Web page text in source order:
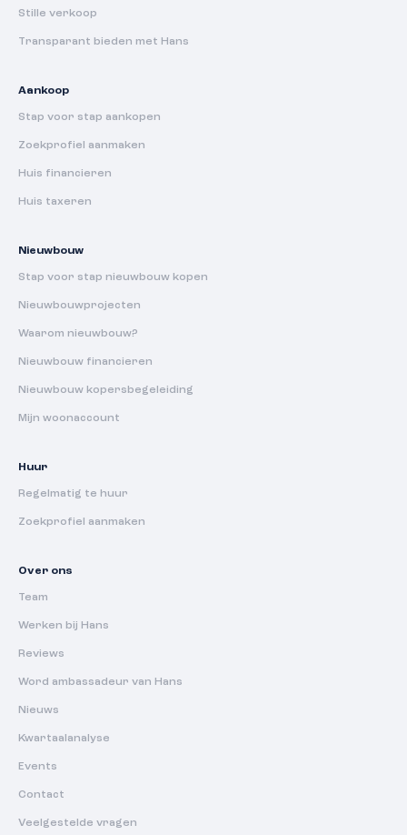
Stille verkoop
Transparant bieden met Hans
Aankoop
Stap voor stap aankopen
Zoekprofiel aanmaken
Huis financieren
Huis taxeren
Nieuwbouw
Stap voor stap nieuwbouw kopen
Nieuwbouwprojecten
Waarom nieuwbouw?
Nieuwbouw financieren
Nieuwbouw kopersbegeleiding
Mijn woonaccount
Huur
Regelmatig te huur
Zoekprofiel aanmaken
Over ons
Team
Werken bij Hans
Reviews
Word ambassadeur van Hans
Nieuws
Kwartaalanalyse
Events
Contact
Veelgestelde vragen